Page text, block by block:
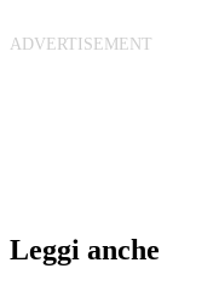
Leggi anche